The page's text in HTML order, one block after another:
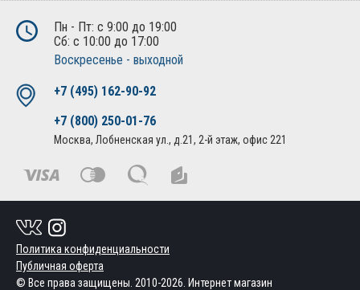
Пн - Пт: с 9:00 до 19:00
Сб: с 10:00 до 17:00
Воскресенье - выходной
+7 (495) 162-90-92
+7 (800) 250-01-76
Москва, Лобненская ул., д.21, 2-й этаж, офис 221
Политика конфиденциальности
Публичная оферта
© Все права защищены. 2010-2026. Интернет магазин